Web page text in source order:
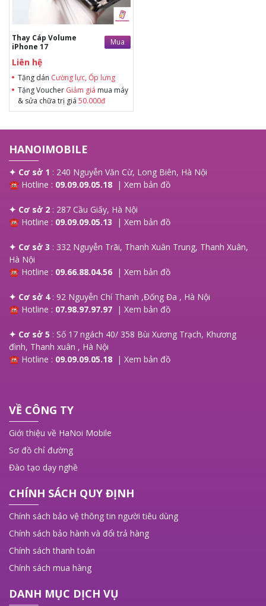
Thay Cáp Volume
iPhone 17
Mua
Liên hệ
Tặng dán Cường lực, Ốp lưng
Tặng Voucher Giảm giá mua máy
& sửa chữa trị giá 50.000đ
HANOIMOBILE
✦ Cơ sở 1 : 240 Nguyễn Văn Cừ, Long Biên, Hà Nội
☎ Hotline : 09.09.09.05.18 | Xem bản đồ
✦ Cơ sở 2 : 287 Cầu Giấy, Hà Nội
☎ Hotline : 09.09.09.05.13 | Xem bản đồ
✦ Cơ sở 3 : 332 Nguyễn Trãi, Thanh Xuân Trung, Thanh Xuân,
Hà Nội
☎ Hotline : 09.66.88.04.56 | Xem bản đồ
✦ Cơ sở 4: 92 Nguyễn Chí Thanh ,Đống Đa , Hà Nội
☎ Hotline : 07.98.97.97.97 | Xem bản đồ
✦ Cơ sở 5 : Số 17 ngách 40/ 358 Bùi Xương Trạch, Khương
đình, Thanh xuân , Hà Nội
☎ Hotline : 09.09.09.05.18 | Xem bản đồ
VỀ CÔNG TY
Giới thiệu về HaNoi Mobile
Sơ đồ chỉ đường
Đào tạo dạy nghề
CHÍNH SÁCH QUY ĐỊNH
Chính sách bảo vệ thông tin người tiêu dùng
Chính sách bảo hành và đổi trả hàng
Chính sách thanh toán
Chính sách mua hàng
DANH MỤC DỊCH VỤ